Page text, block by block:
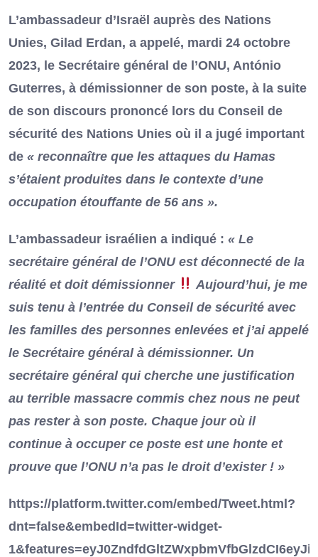
L’ambassadeur d’Israël auprès des Nations
Unies, Gilad Erdan, a appelé, mardi 24 octobre
2023, le Secrétaire général de l’ONU, António
Guterres, à démissionner de son poste, à la suite
de son discours prononcé lors du Conseil de
sécurité des Nations Unies où il a jugé important
de « reconnaître que les attaques du Hamas
s’étaient produites dans le contexte d’une
occupation étouffante de 56 ans ».
L’ambassadeur israélien a indiqué : « Le
secrétaire général de l’ONU est déconnecté de la
réalité et doit démissionner
Aujourd’hui, je me
suis tenu à l’entrée du Conseil de sécurité avec
les familles des personnes enlevées et j’ai appelé
le Secrétaire général à démissionner. Un
secrétaire général qui cherche une justification
au terrible massacre commis chez nous ne peut
pas rester à son poste. Chaque jour où il
continue à occuper ce poste est une honte et
prouve que l’ONU n’a pas le droit d’exister ! »
https://platform.twitter.com/embed/Tweet.html?
dnt=false&embedId=twitter-widget-